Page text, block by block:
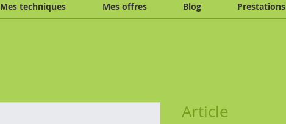
Mes techniques Mes offres Blog Prestations
Article